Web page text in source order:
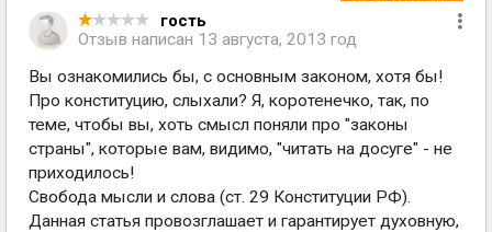
гость
Отзыв написан 13 августа, 2013 год
Вы ознакомились бы, с основным законом, хотя бы!
Про конституцию, слыхали? Я, коротенечко, так, по
теме, чтобы вы, хоть смысл поняли про "законы
страны", которые вам, видимо, "читать на досуге" - не
приходилось!
Свобода мысли и слова (ст. 29 Конституции РФ).
Данная статья провозглашает и гарантирует духовную,